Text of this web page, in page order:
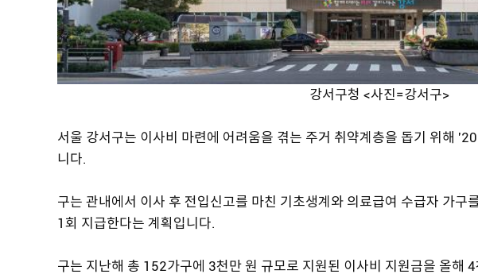
강서구청 <사진=강서구>
서울 강서구는 이사비 마련에 어려움을 겪는 주거 취약계층을 돕기 위해
니다.
구는 관내에서 이사 후 전입신고를 마친 기초생계와 의료급여 수급자 가구
1회 지급한다는 계획입니다.
구는 지난해 총 152가구에 3천만 원 규모로 지원된 이사비 지원금을 올해